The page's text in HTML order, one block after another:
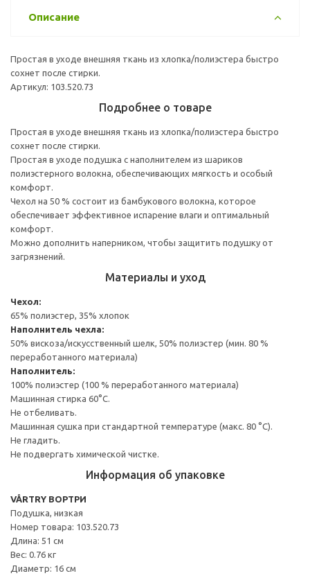
Описание
Простая в уходе внешняя ткань из хлопка/полиэстера быстро
сохнет после стирки.
Артикул: 103.520.73
Подробнее о товаре
Простая в уходе внешняя ткань из хлопка/полиэстера быстро
сохнет после стирки.
Простая в уходе подушка с наполнителем из шариков
полиэстерного волокна, обеспечивающих мягкость и особый
комфорт.
Чехол на 50 % состоит из бамбукового волокна, которое
обеспечивает эффективное испарение влаги и оптимальный
комфорт.
Можно дополнить наперником, чтобы защитить подушку от
загрязнений.
Материалы и уход
Чехол:
65% полиэстер, 35% хлопок
Наполнитель чехла:
50% вискоза/искусственный шелк, 50% полиэстер (мин. 80 %
переработанного материала)
Наполнитель:
100% полиэстер (100 % переработанного материала)
Машинная стирка 60°С.
Не отбеливать.
Машинная сушка при стандартной температуре (макс. 80 °C).
Не гладить.
Не подвергать химической чистке.
Информация об упаковке
VÅRTRY ВОРТРИ
Подушка, низкая
Номер товара: 103.520.73
Длина: 51 см
Вес: 0.76 кг
Диаметр: 16 см